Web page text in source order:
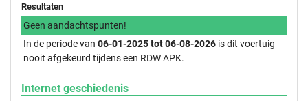
Resultaten
Geen aandachtspunten!
In de periode van 06-01-2025 tot 06-08-2026 is dit voertuig
nooit afgekeurd tijdens een RDW APK.
Internet geschiedenis